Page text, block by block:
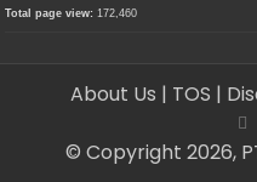
Total page view: 172,460
About Us | TOS |
© Copyright 2026,